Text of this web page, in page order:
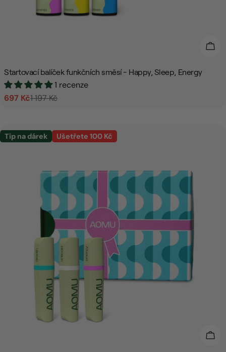
Startovací balíček funkčních směsí - Happy, Sleep, Energy
1 recenze
Prodejní
697 Kč
Běžná 1 197 Kč
Tip na dárek Ušetřete 100 Kč